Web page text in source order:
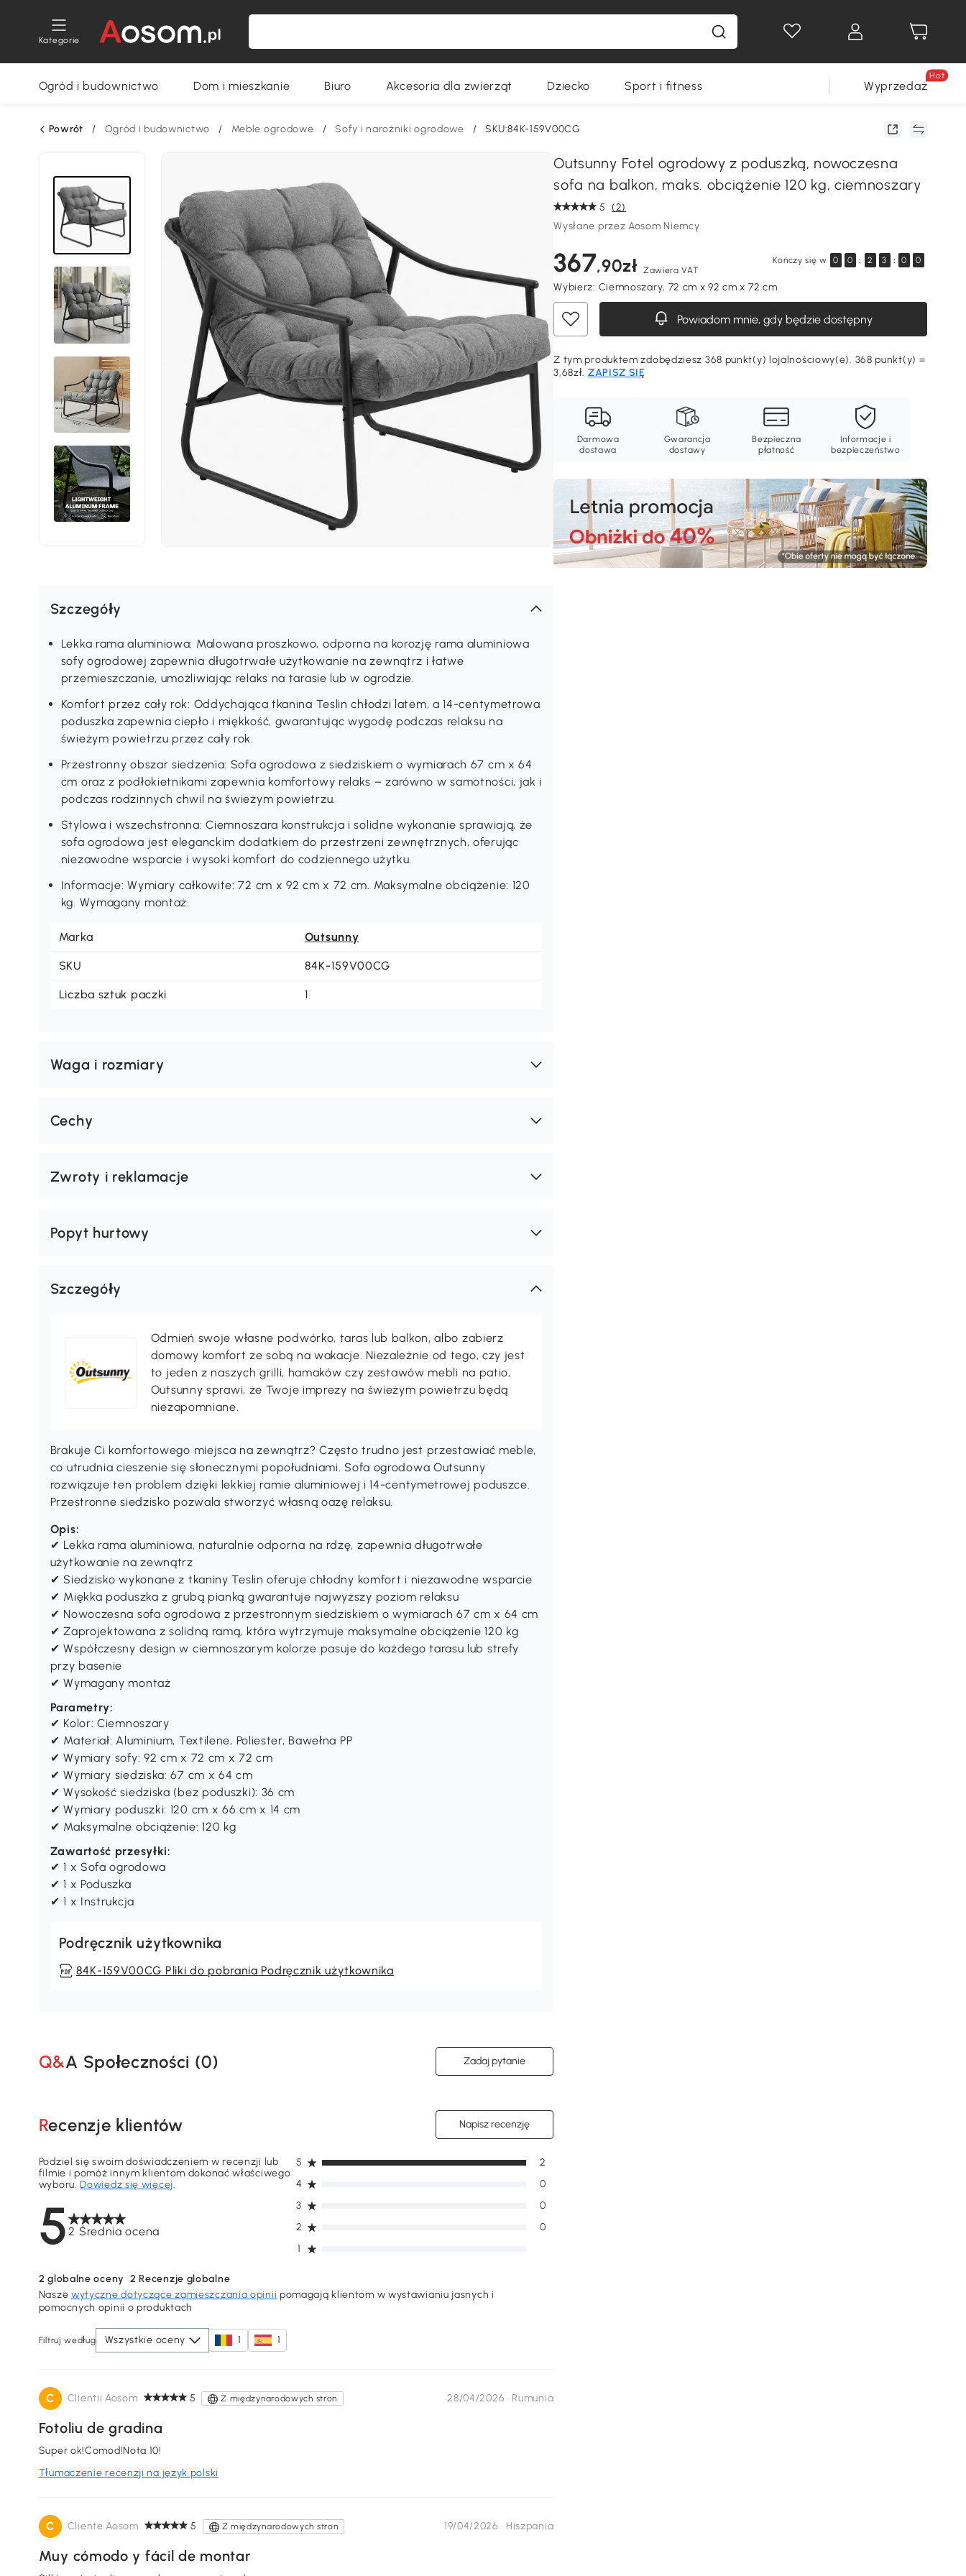
Kategorie
Ogród i budownictwo Dom i mieszkanie Biuro Akcesoria dla zwierząt Dziecko Sport i fitness Wyprzedaż
Hot
Powrót / Ogród i budownictwo / Meble ogrodowe / Sofy i narożniki ogrodowe / SKU:84K-159V00CG
Outsunny Fotel ogrodowy z poduszką, nowoczesna
sofa na balkon, maks. obciążenie 120 kg, ciemnoszary
5 (2)
Wysłane przez Aosom Niemcy
367,90zł Zawiera VAT
Kończy się w 0 0 : 2 2 : 5 9
Wybierz: Ciemnoszary, 72 cm x 92 cm x 72 cm
Powiadom mnie, gdy będzie dostępny
Z tym produktem zdobędziesz 368 punkt(y) lojalnościowy(e). 368 punkt(y) =
3,68zł. ZAPISZ SIĘ
Darmowa
dostawa
Gwarancja
dostawy
Bezpieczna
płatność
Informacje i
bezpieczeństwo
Szczegóły
Lekka rama aluminiowa: Malowana proszkowo, odporna na korozję rama aluminiowa
sofy ogrodowej zapewnia długotrwałe użytkowanie na zewnątrz i łatwe
przemieszczanie, umożliwiając relaks na tarasie lub w ogrodzie.
Komfort przez cały rok: Oddychająca tkanina Teslin chłodzi latem, a 14-centymetrowa
poduszka zapewnia ciepło i miękkość, gwarantując wygodę podczas relaksu na
świeżym powietrzu przez cały rok.
Przestronny obszar siedzenia: Sofa ogrodowa z siedziskiem o wymiarach 67 cm x 64
cm oraz z podłokietnikami zapewnia komfortowy relaks – zarówno w samotności, jak i
podczas rodzinnych chwil na świeżym powietrzu.
Stylowa i wszechstronna: Ciemnoszara konstrukcja i solidne wykonanie sprawiają, że
sofa ogrodowa jest eleganckim dodatkiem do przestrzeni zewnętrznych, oferując
niezawodne wsparcie i wysoki komfort do codziennego użytku.
Informacje: Wymiary całkowite: 72 cm x 92 cm x 72 cm. Maksymalne obciążenie: 120
kg. Wymagany montaż.
Marka Outsunny
SKU 84K-159V00CG
Liczba sztuk paczki 1
Waga i rozmiary
Cechy
Zwroty i reklamacje
Popyt hurtowy
Szczegóły
Odmień swoje własne podwórko, taras lub balkon, albo zabierz
domowy komfort ze sobą na wakacje. Niezależnie od tego, czy jest
to jeden z naszych grilli, hamaków czy zestawów mebli na patio,
Outsunny sprawi, że Twoje imprezy na świeżym powietrzu będą
niezapomniane.
Brakuje Ci komfortowego miejsca na zewnątrz? Często trudno jest przestawiać meble,
co utrudnia cieszenie się słonecznymi popołudniami. Sofa ogrodowa Outsunny
rozwiązuje ten problem dzięki lekkiej ramie aluminiowej i 14-centymetrowej poduszce.
Przestronne siedzisko pozwala stworzyć własną oazę relaksu.
Opis:
✔ Lekka rama aluminiowa, naturalnie odporna na rdzę, zapewnia długotrwałe
użytkowanie na zewnątrz
✔ Siedzisko wykonane z tkaniny Teslin oferuje chłodny komfort i niezawodne wsparcie
✔ Miękka poduszka z grubą pianką gwarantuje najwyższy poziom relaksu
✔ Nowoczesna sofa ogrodowa z przestronnym siedziskiem o wymiarach 67 cm x 64 cm
✔ Zaprojektowana z solidną ramą, która wytrzymuje maksymalne obciążenie 120 kg
✔ Współczesny design w ciemnoszarym kolorze pasuje do każdego tarasu lub strefy
przy basenie
✔ Wymagany montaż
Parametry:
✔ Kolor: Ciemnoszary
✔ Materiał: Aluminium, Textilene, Poliester, Bawełna PP
✔ Wymiary sofy: 92 cm x 72 cm x 72 cm
✔ Wymiary siedziska: 67 cm x 64 cm
✔ Wysokość siedziska (bez poduszki): 36 cm
✔ Wymiary poduszki: 120 cm x 66 cm x 14 cm
✔ Maksymalne obciążenie: 120 kg
Zawartość przesyłki:
✔ 1 x Sofa ogrodowa
✔ 1 x Poduszka
✔ 1 x Instrukcja
Podręcznik użytkownika
84K-159V00CG Pliki do pobrania Podręcznik użytkownika
Q&A Społeczności (0) Zadaj pytanie
Recenzje klientów Napisz recenzję
52 Średnia ocena
Podziel się swoim doświadczeniem w recenzji lub
filmie i pomóż innym klientom dokonać właściwego
wyboru.Dowiedz się więcej.
1
2 0
3 0
4 0
5 2
2 globalne oceny 2 Recenzje globalne
Nasze wytyczne dotyczące zamieszczania opinii pomagają klientom w wystawianiu jasnych i
pomocnych opinii o produktach
Filtruj według Wszystkie oceny 1 1
C Clientii Aosom 5 Z międzynarodowych stron 28/04/2026 · Rumunia
Fotoliu de gradina
Super ok!Comod!Nota 10!
Tłumaczenie recenzji na język polski
C Cliente Aosom 5 Z międzynarodowych stron 19/04/2026 · Hiszpania
Muy cómodo y fácil de montar